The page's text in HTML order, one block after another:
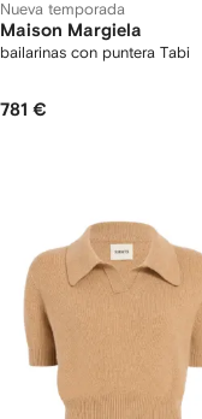
Nueva temporada
Maison Margiela
bailarinas con puntera Tabi
781 €